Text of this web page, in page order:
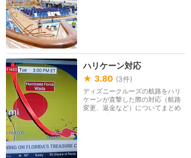
ハリケーン対応
★ 3.80 (3件)
ディズニークルーズの航路をハリ
ケーンが直撃した際の対応（航路
変更、返金など）についてまとめ
るカテゴリーです。